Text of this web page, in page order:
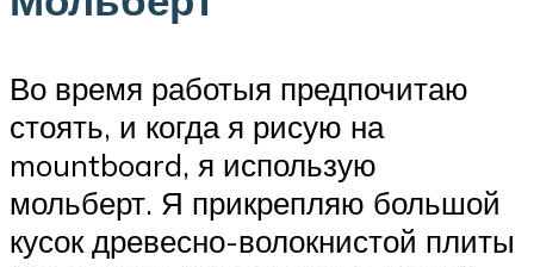
Во время работыя предпочитаю
стоять, и когда я рисую на
mountboard, я использую
мольберт. Я прикрепляю большой
кусок древесно-волокнистой плиты